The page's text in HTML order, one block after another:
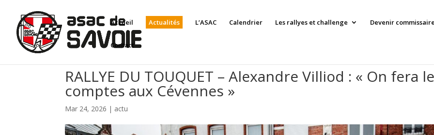
Accueil Actualités L’ASAC Calendrier Les rallyes et challenge Devenir
Contact
RALLYE DU TOUQUET – Alexandre Villiod : « On fera
comptes aux Cévennes »
Mar 24, 2026 | actu